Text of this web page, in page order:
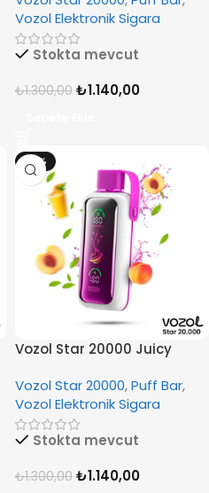
Vozol Elektronik Sigara
Stokta mevcut
₺1.300,00 ₺1.140,00
-12%
Vozol Star 20000 Juicy
Vozol Star 20000,Puff Bar,
Vozol Elektronik Sigara
Stokta mevcut
₺1.300,00 ₺1.140,00